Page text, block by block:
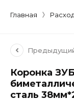
Главная
Коронка
сталь